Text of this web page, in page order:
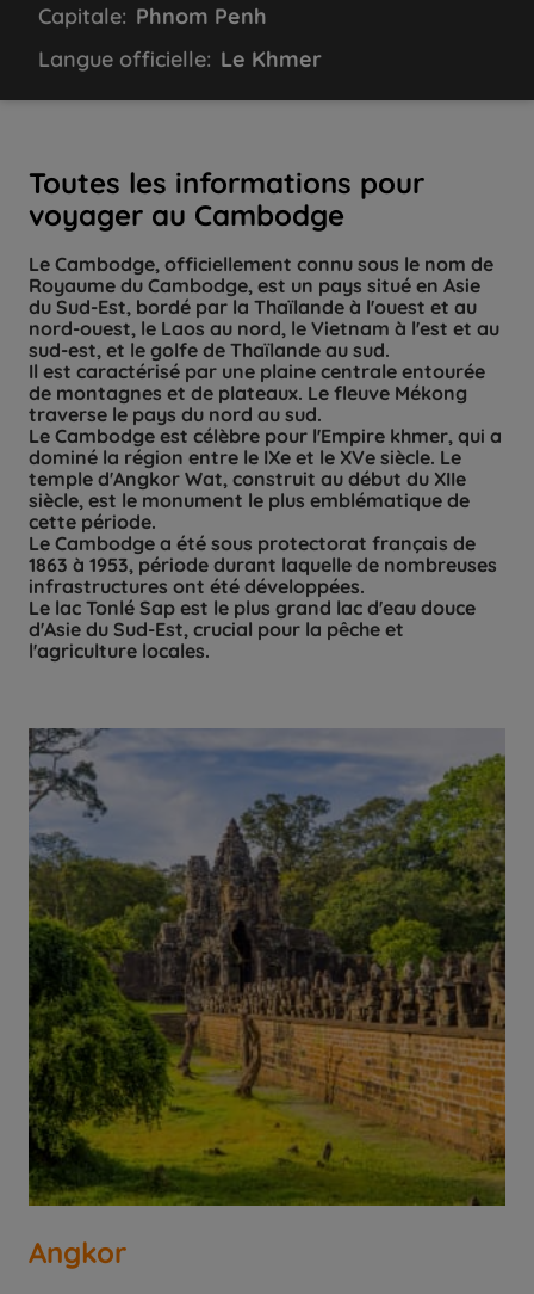
Toutes les informations pour
voyager au Cambodge
Le Cambodge, officiellement connu sous le nom de
Royaume du Cambodge, est un pays situé en Asie
du Sud-Est, bordé par la Thaïlande à l'ouest et au
nord-ouest, le Laos au nord, le Vietnam à l'est et au
sud-est, et le golfe de Thaïlande au sud.
Il est caractérisé par une plaine centrale entourée
de montagnes et de plateaux. Le fleuve Mékong
traverse le pays du nord au sud.
Le Cambodge est célèbre pour l'Empire khmer, qui a
dominé la région entre le IXe et le XVe siècle. Le
temple d'Angkor Wat, construit au début du XIIe
siècle, est le monument le plus emblématique de
cette période.
Le Cambodge a été sous protectorat français de
1863 à 1953, période durant laquelle de nombreuses
infrastructures ont été développées.
Le lac Tonlé Sap est le plus grand lac d'eau douce
d'Asie du Sud-Est, crucial pour la pêche et
l'agriculture locales.
Angkor
Capitale: Phnom Penh
Langue officielle: Le Khmer